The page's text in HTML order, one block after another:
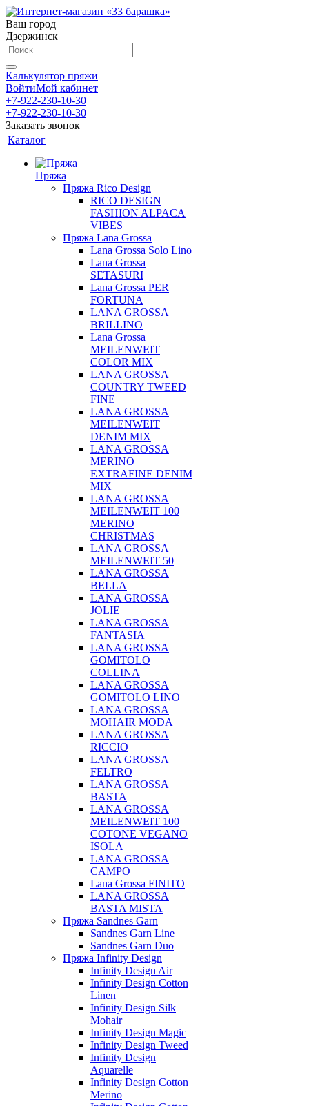
Ваш город
Дзержинск
Калькулятор пряжи
ВойтиМой кабинет
+7-922-230-10-30
+7-922-230-10-30
Заказать звонок
Каталог
Пряжа
Пряжа Rico Design
RICO DESIGN
FASHION ALPACA
VIBES
Пряжа Lana Grossa
Lana Grossa Solo Lino
Lana Grossa
SETASURI
Lana Grossa PER
FORTUNA
LANA GROSSA
BRILLINO
Lana Grossa
MEILENWEIT
COLOR MIX
LANA GROSSA
COUNTRY TWEED
FINE
LANA GROSSA
MEILENWEIT
DENIM MIX
LANA GROSSA
MERINO
EXTRAFINE DENIM
MIX
LANA GROSSA
MEILENWEIT 100
MERINO
CHRISTMAS
LANA GROSSA
MEILENWEIT 50
LANA GROSSA
BELLA
LANA GROSSA
JOLIE
LANA GROSSA
FANTASIA
LANA GROSSA
GOMITOLO
COLLINA
LANA GROSSA
GOMITOLO LINO
LANA GROSSA
MOHAIR MODA
LANA GROSSA
RICCIO
LANA GROSSA
FELTRO
LANA GROSSA
BASTA
LANA GROSSA
MEILENWEIT 100
COTONE VEGANO
ISOLA
LANA GROSSA
CAMPO
Lana Grossa FINITO
LANA GROSSA
BASTA MISTA
Пряжа Sandnes Garn
Sandnes Garn Line
Sandnes Garn Duo
Пряжа Infinity Design
Infinity Design Air
Infinity Design Cotton
Linen
Infinity Design Silk
Mohair
Infinity Design Magic
Infinity Design Tweed
Infinity Design
Aquarelle
Infinity Design Cotton
Merino